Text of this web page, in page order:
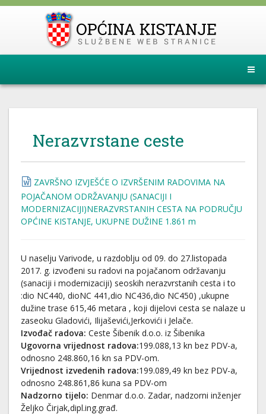
Nerazvrstane ceste
ZAVRŠNO IZVJEŠĆE O IZVRŠENIM RADOVIMA NA
POJAČANOM ODRŽAVANJU (SANACIJI I
MODERNIZACIJI)NERAZVRSTANIH CESTA NA PODRUČJU
OPĆINE KISTANJE, UKUPNE DUŽINE 1.861 m
U naselju Varivode, u razdoblju od 09. do 27.listopada
2017. g. izvođeni su radovi na pojačanom održavanju
(sanaciji i modernizaciji) seoskih nerazvrstanih cesta i to
:dio NC440, dioNC 441,dio NC436,dio NC450) ,ukupne
dužine trase 615,46 metara , koji dijelovi cesta se nalaze u
zaseoku Gladovići, Ilijaševići,Jerkovići i Jelače.
Izvođač radova: Ceste Šibenik d.o.o. iz Šibenika
Ugovorna vrijednost radova:199.088,13 kn bez PDV-a,
odnosno 248.860,16 kn sa PDV-om.
Vrijednost izvedenih radova:199.089,49 kn bez PDV-a,
odnosno 248.861,86 kuna sa PDV-om
Nadzorno tijelo: Denmar d.o.o. Zadar, nadzorni inženjer
Željko Čirjak,dipl.ing.građ.